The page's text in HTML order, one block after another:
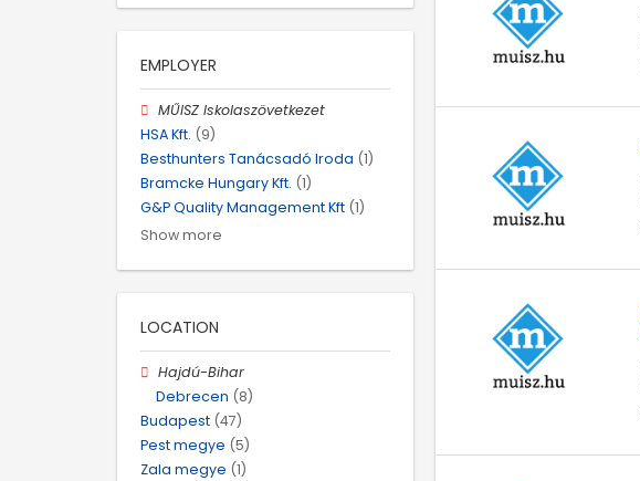
EMPLOYER
MŰISZ Iskolaszövetkezet
HSA Kft. (9)
Besthunters Tanácsadó Iroda (1)
Bramcke Hungary Kft. (1)
G&P Quality Management Kft (1)
Show more
LOCATION
Hajdú-Bihar
Debrecen (8)
Budapest (47)
Pest megye (5)
Zala megye (1)